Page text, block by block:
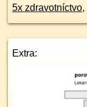
5x zdravotníctvo,
Extra: